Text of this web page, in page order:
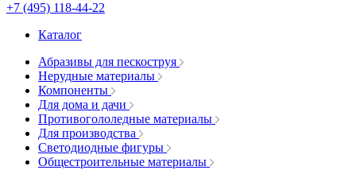
+7 (495) 118-44-22
Каталог
Абразивы для пескоструя
Нерудные материалы
Компоненты
Для дома и дачи
Противогололедные материалы
Для производства
Светодиодные фигуры
Общестроительные материалы